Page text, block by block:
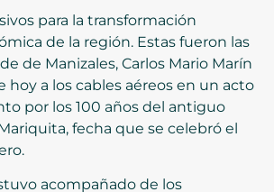
para la transformación
de la región. Estas fueron las
de Manizales, Carlos Mario Marín
hoy a los cables aéreos en un acto
por los 100 años del antiguo
fecha que se celebró el
acompañado de los